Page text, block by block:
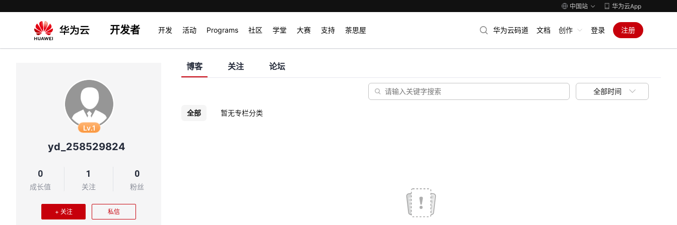
中国站 华为云App
开发者 开发 活动 Programs 社区 学堂 大赛 支持 茶思屋 华为云码道 文档 创作 登录 注册
Lv.1
yd_258529824
0
成长值
1
关注
0
粉丝
+ 关注 私信
博客 关注 论坛
全部时间
全部 暂无专栏分类